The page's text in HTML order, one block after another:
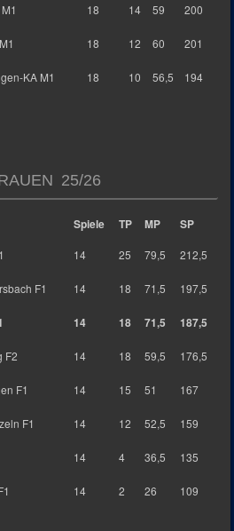
18 14 59 200
18 12 60 201
KA M1 18 10 56,5 194
25/26
Spiele TP MP SP
14 25 79,5 212,5
F1 14 18 71,5 197,5
14 18 71,5 187,5
F2 14 18 59,5 176,5
F1 14 15 51 167
F1 14 12 52,5 159
14 4 36,5 135
14 2 26 109